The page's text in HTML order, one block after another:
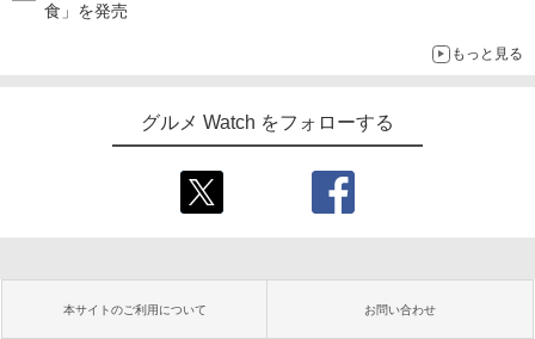
食」を発売
もっと見る
グルメ Watch をフォローする
本サイトのご利用について お問い合わせ